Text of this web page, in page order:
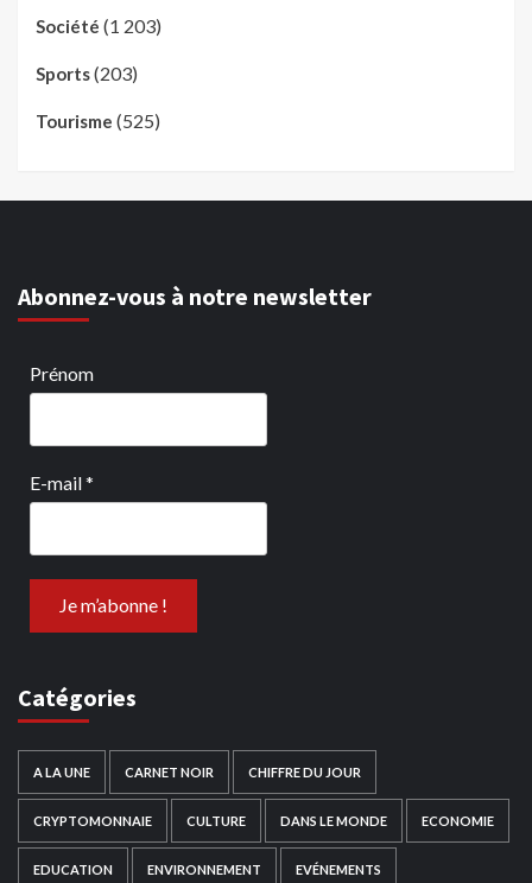
Société (1 203)
Sports(203)
Tourisme (525)
Abonnez-vous à notre newsletter
Prénom
E-mail*
Catégories
A LA UNE CARNET NOIR CHIFFRE DU JOUR
CRYPTOMONNAIE CULTURE DANS LE MONDE ECONOMIE
EDUCATION ENVIRONNEMENT EVÉNEMENTS